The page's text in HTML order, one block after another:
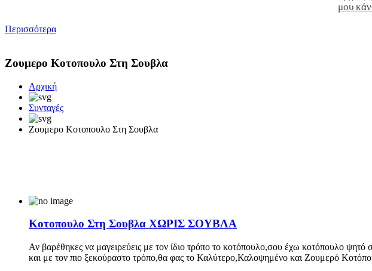
μου
Περισσότερα
Ζουμερο Κοτοπουλο Στη Σουβλα
Αρχική
Συνταγές
Ζουμερο Κοτοπουλο Στη Σουβλα
Κοτοπουλο Στη Σουβλα ΧΩΡΙΣ ΣΟΥΒΛΑ
Αν βαρέθηκες να μαγειρεύεις με τον ίδιο τρόπο το κοτόπουλο,σου έχω κοτόπουλο
και με τον πιο ξεκούραστο τρόπο,θα φας το Καλύτερο,Καλοψημένο και Ζουμερό